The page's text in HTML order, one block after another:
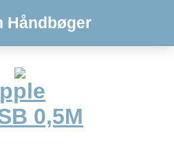
Håndbøger
0,5M